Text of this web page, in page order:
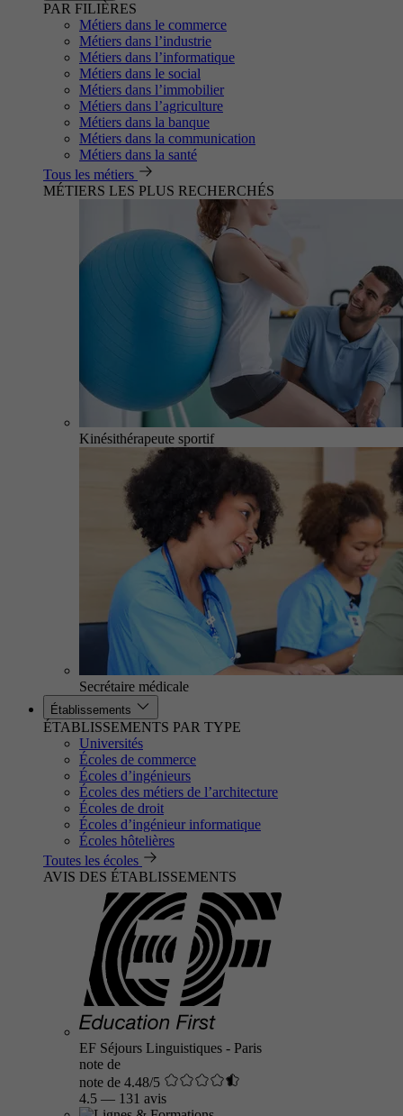
PAR FILIÈRES
Métiers dans le commerce
Métiers dans l’industrie
Métiers dans l’informatique
Métiers dans le social
Métiers dans l’immobilier
Métiers dans l’agriculture
Métiers dans la banque
Métiers dans la communication
Métiers dans la santé
Tous les métiers
MÉTIERS LES PLUS RECHERCHÉS
Kinésithérapeute sportif
Secrétaire médicale
Établissements
ÉTABLISSEMENTS PAR TYPE
Universités
Écoles de commerce
Écoles d’ingénieurs
Écoles des métiers de l’architecture
Écoles de droit
Écoles d’ingénieur informatique
Écoles hôtelières
Toutes les écoles
AVIS DES ÉTABLISSEMENTS
EF Séjours Linguistiques - Paris
note de
note de 4.48/5
4.5 — 131 avis